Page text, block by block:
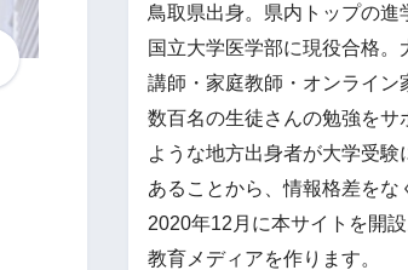
鳥取県出身。県内トップの進
国立大学医学部に現役合格。
講師・家庭教師・オンライン
数百名の生徒さんの勉強をサ
ような地方出身者が大学受験
あることから、情報格差をな
2020年12月に本サイトを開
教育メディアを作ります。